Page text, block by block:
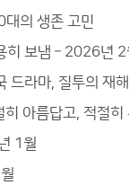
대의 생존 고민
히 보냄 – 2026년 2
드라마, 질투의 재
히 아름답고, 적절히
1월